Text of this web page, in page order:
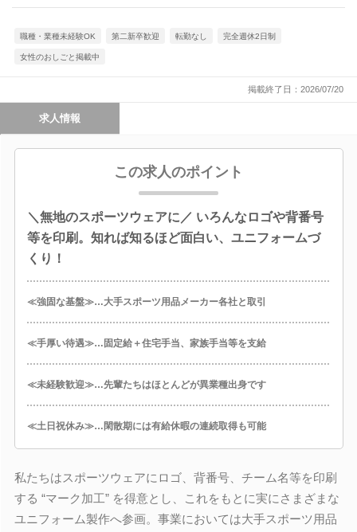
職種・業種未経験OK 第二新卒歓迎 転勤なし 完全週休2日制
女性のおしごと掲載中
掲載終了日：2026/07/20
求人情報
この求人のポイント
＼無地のスポーツウェアに／ いろんなロゴや背番号
等を印刷。知れば知るほど面白い、ユニフォームづ
くり！
≪強固な基盤≫…大手スポーツ用品メーカー各社と取引
≪手厚い待遇≫…固定給＋住宅手当、家族手当等を支給
≪未経験歓迎≫…先輩たちはほとんどが異業種出身です
≪土日祝休み≫…閑散期には有給休暇の連続取得も可能
私たちはスポーツウェアにロゴ、背番号、チーム名等を印刷
する “マーク加工” を得意とし、これをもとに実にさまざまな
ユニフォーム製作へ参画。事業においては大手スポーツ用品